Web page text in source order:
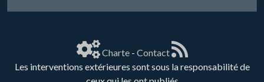
Charte- Contact
Les interventions extérieures sont sous la responsabilité de